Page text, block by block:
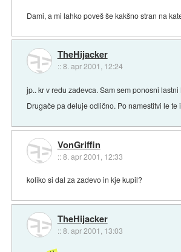
Dami, a mi lahko poveš še kakšno stran na
TheHijacker
::8. apr 2001, 12:24
jp.. kr v redu zadevca. Sam sem ponosni
Drugače pa deluje odlično. Po namestitvi le
VonGriffin
::8. apr 2001, 12:33
koliko si dal za zadevo in kje kupil?
TheHijacker
::8. apr 2001, 13:03